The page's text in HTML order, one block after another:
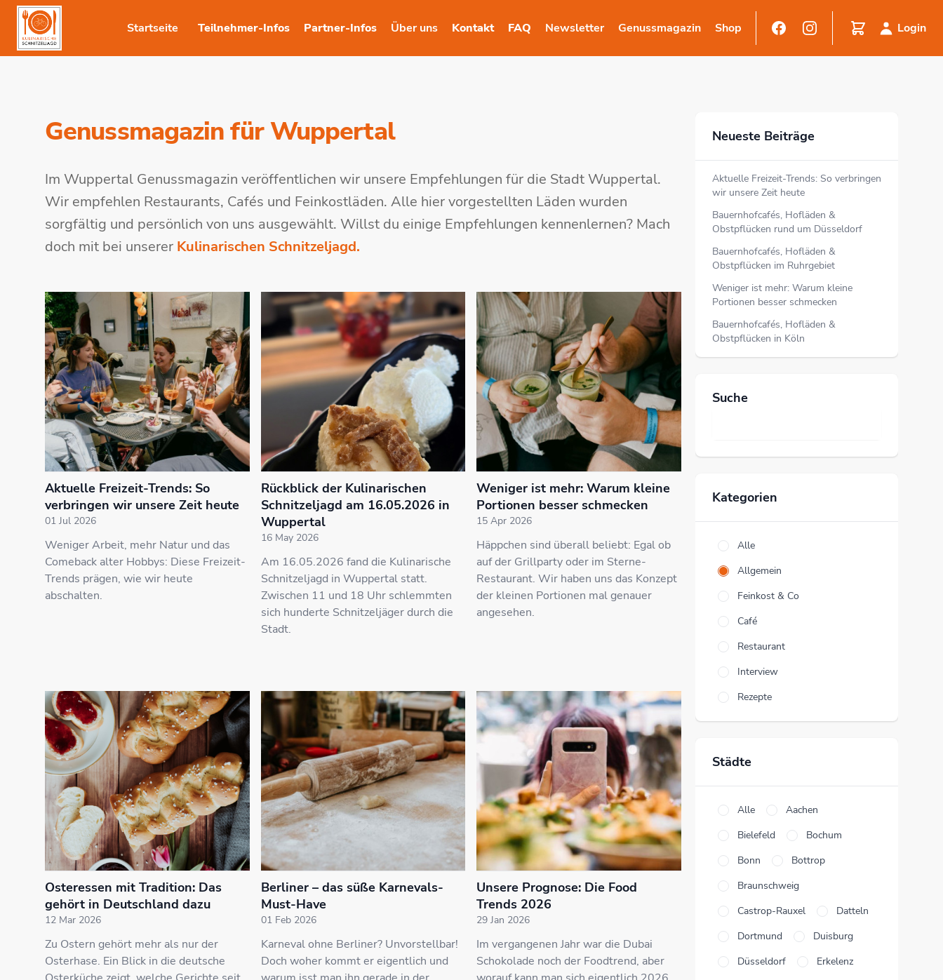
Startseite Teilnehmer-Infos Partner-Infos Über uns Kontakt FAQ Newsletter Genussmagazin Shop Login
Genussmagazin für Wuppertal
Im Wuppertal Genussmagazin veröffentlichen wir unsere Empfehlungen für die Stadt Wuppertal.
Wir empfehlen Restaurants, Cafés und Feinkostläden. Alle hier vorgestellten Läden wurden
sorgfältig und persönlich von uns ausgewählt. Willst du einige Empfehlungen kennenlernen? Mach
doch mit bei unserer Kulinarischen Schnitzeljagd.
Aktuelle Freizeit-Trends: So
verbringen wir unsere Zeit heute
01 Jul 2026
Weniger Arbeit, mehr Natur und das
Comeback alter Hobbys: Diese Freizeit-
Trends prägen, wie wir heute
abschalten.
Rückblick der Kulinarischen
Schnitzeljagd am 16.05.2026 in
Wuppertal
16 May 2026
Am 16.05.2026 fand die Kulinarische
Schnitzeljagd in Wuppertal statt.
Zwischen 11 und 18 Uhr schlemmten
sich hunderte Schnitzeljäger durch die
Stadt.
Weniger ist mehr: Warum kleine
Portionen besser schmecken
15 Apr 2026
Häppchen sind überall beliebt: Egal ob
auf der Grillparty oder im Sterne-
Restaurant. Wir haben uns das Konzept
der kleinen Portionen mal genauer
angesehen.
Osteressen mit Tradition: Das
gehört in Deutschland dazu
12 Mar 2026
Zu Ostern gehört mehr als nur der
Osterhase. Ein Blick in die deutsche
Berliner – das süße Karnevals-
Must-Have
01 Feb 2026
Karneval ohne Berliner? Unvorstellbar!
Doch woher kommt er eigentlich und
Unsere Prognose: Die Food
Trends 2026
29 Jan 2026
Im vergangenen Jahr war die Dubai
Schokolade noch der Foodtrend, aber
Neueste Beiträge
Aktuelle Freizeit-Trends: So verbringen
wir unsere Zeit heute
Bauernhofcafés, Hofläden &
Obstpflücken rund um Düsseldorf
Bauernhofcafés, Hofläden &
Obstpflücken im Ruhrgebiet
Weniger ist mehr: Warum kleine
Portionen besser schmecken
Bauernhofcafés, Hofläden &
Obstpflücken in Köln
Suche
Kategorien
Alle
Allgemein
Feinkost & Co
Café
Restaurant
Interview
Rezepte
Städte
Alle
Aachen
Bielefeld
Bochum
Bonn
Bottrop
Braunschweig
Castrop-Rauxel
Datteln
Dortmund
Duisburg
Düsseldorf
Erkelenz